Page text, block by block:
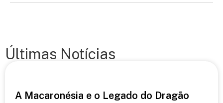
Últimas Notícias
A Macaronésia e o Legado do Dragão